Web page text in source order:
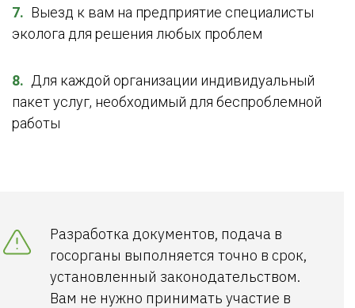
Выезд к вам на предприятие специалисты
эколога для решения любых проблем
Для каждой организации индивидуальный
пакет услуг, необходимый для беспроблемной
работы
Разработка документов, подача в
госорганы выполняется точно в срок,
установленный законодательством.
Вам не нужно принимать участие в